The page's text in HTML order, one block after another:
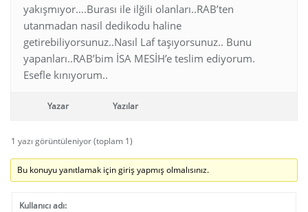
yakışmıyor….Burası ile ilğili olanları..RAB’ten
utanmadan nasil dedikodu haline
getirebiliyorsunuz..Nasıl Laf taşıyorsunuz.. Bunu
yapanları..RAB’bim İSA MESİH’e teslim ediyorum.
Esefle kınıyorum..
Yazar Yazılar
1 yazı görüntüleniyor (toplam 1)
Bu konuyu yanıtlamak için giriş yapmış olmalısınız.
Kullanıcı adı: